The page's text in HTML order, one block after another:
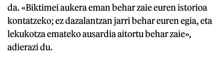
da. «Biktimei aukera eman behar zaie euren istorioa
kontatzeko; ez dazalantzan jarri behar euren egia, eta
lekukotza emateko ausardia aitortu behar zaie»,
adierazi du.